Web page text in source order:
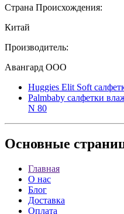
Страна Происхождения:
Китай
Производитель:
Авангард ООО
Huggies Elit Soft
Palmbaby салфетки
N 80
Основные
Главная
О нас
Блог
Доставка
Оплата